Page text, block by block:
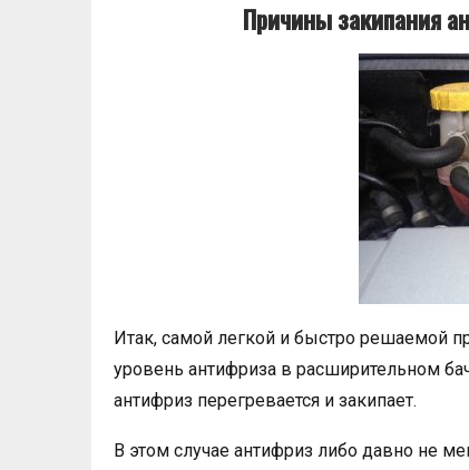
Причины закипания
Итак, самой легкой и быстро решаемой
уровень антифриза в расширительном
антифриз перегревается и закипает.
В этом случае антифриз либо давно не